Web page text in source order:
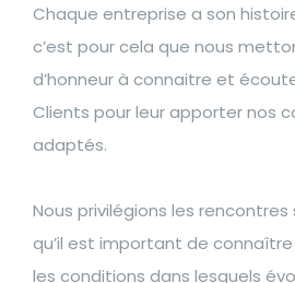
Chaque entreprise a son
c’est pour cela que nous
d’honneur à connaitre et
Clients pour leur apporter nos
adaptés.
Nous privilégions les
qu’il est important de
les conditions dans lesquels